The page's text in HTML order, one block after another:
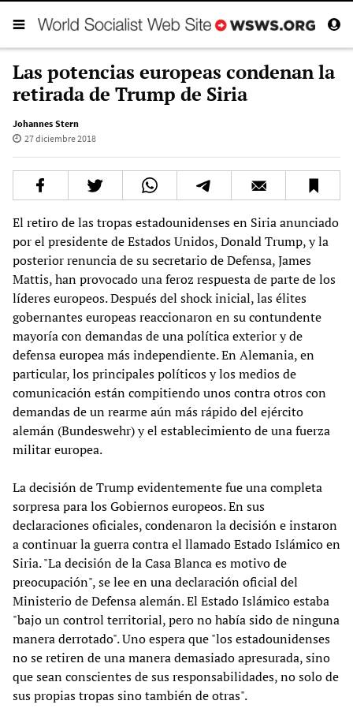
Las potencias europeas condenan la
retirada de Trump de Siria
Johannes Stern
27 diciembre 2018
El retiro de las tropas estadounidenses en Siria anunciado
por el presidente de Estados Unidos, Donald Trump, y la
posterior renuncia de su secretario de Defensa, James
Mattis, han provocado una feroz respuesta de parte de los
líderes europeos. Después del shock inicial, las élites
gobernantes europeas reaccionaron en su contundente
mayoría con demandas de una política exterior y de
defensa europea más independiente. En Alemania, en
particular, los principales políticos y los medios de
comunicación están compitiendo unos contra otros con
demandas de un rearme aún más rápido del ejército
alemán (Bundeswehr) y el establecimiento de una fuerza
militar europea.
La decisión de Trump evidentemente fue una completa
sorpresa para los Gobiernos europeos. En sus
declaraciones oficiales, condenaron la decisión e instaron
a continuar la guerra contra el llamado Estado Islámico en
Siria. "La decisión de la Casa Blanca es motivo de
preocupación", se lee en una declaración oficial del
Ministerio de Defensa alemán. El Estado Islámico estaba
"bajo un control territorial, pero no había sido de ninguna
manera derrotado". Uno espera que "los estadounidenses
no se retiren de una manera demasiado apresurada, sino
que sean conscientes de sus responsabilidades, no solo de
sus propias tropas sino también de otras".